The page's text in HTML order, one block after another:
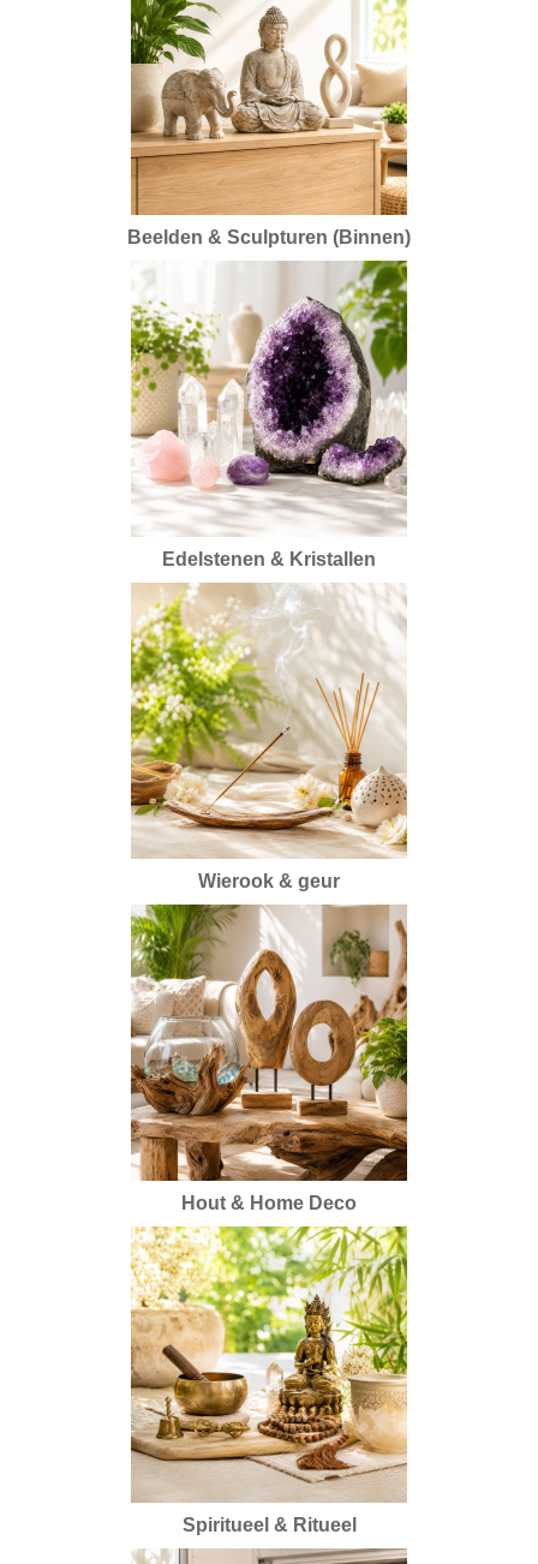
Beelden & Sculpturen (Binnen)
Edelstenen & Kristallen
Wierook & geur
Hout & Home Deco
Spiritueel & Ritueel